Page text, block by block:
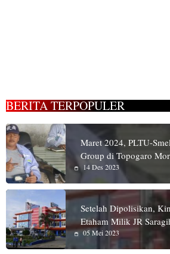
BERITA TERPOPULER
Maret 2024, PLTU-
Group di Topogaro
14 Des 2023
Setelah Dipolisikan,
Etaham Milik JR
05 Mei 2023